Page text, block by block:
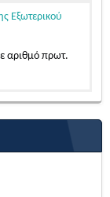
ΕΒΠ 2026-27
Εξωτερικού
αριθμό πρωτ.